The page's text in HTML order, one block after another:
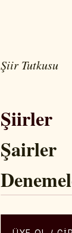
Şiir Tutkusu
Şiirler
Şairler